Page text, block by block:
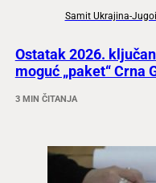
Samit Ukrajina-
Ostatak 2026.
moguć „paket“ Crna
3 MIN ČITANJA